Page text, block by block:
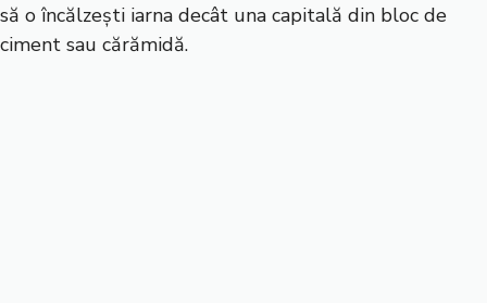
să o încălzești iarna decât una capitală din bloc de
ciment sau cărămidă.